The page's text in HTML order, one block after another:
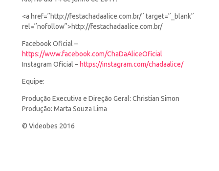
<a href=”http://festachadaalice.com.br/” target=”_blank”
rel=”nofollow”>http://festachadaalice.com.br/
Facebook Oficial –
https://www.facebook.com/ChaDaAliceOficial
Instagram Oficial – https://instagram.com/chadaalice/
Equipe:
Produção Executiva e Direção Geral: Christian Simon
Produção: Marta Souza Lima
© Videobes 2016